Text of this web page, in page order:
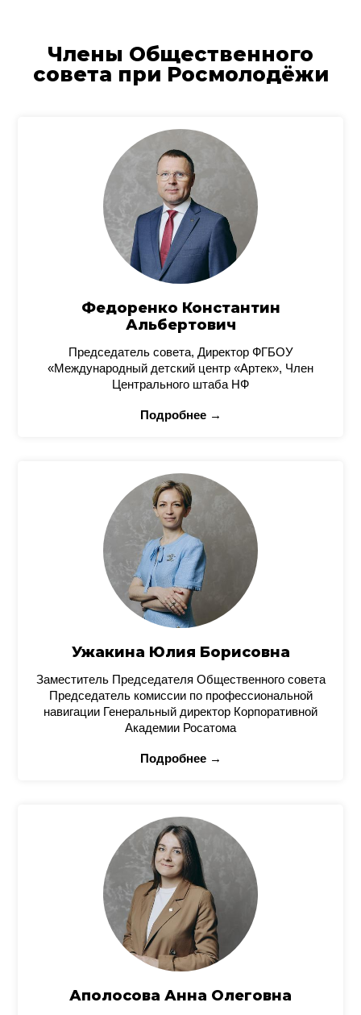
Члены Общественного
совета при Росмолодёжи
Федоренко Константин
Альбертович
Председатель совета, Директор ФГБОУ
«Международный детский центр «Артек», Член
Центрального штаба НФ
Подробнее →
Ужакина Юлия Борисовна
Заместитель Председателя Общественного совета
Председатель комиссии по профессиональной
навигации Генеральный директор Корпоративной
Академии Росатома
Подробнее →
Аполосова Анна Олеговна